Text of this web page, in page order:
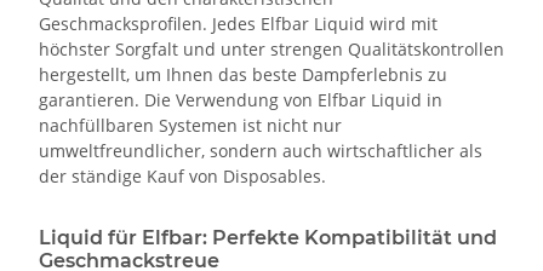
Geschmacksprofilen. Jedes Elfbar Liquid wird mit
höchster Sorgfalt und unter strengen Qualitätskontrollen
hergestellt, um Ihnen das beste Dampferlebnis zu
garantieren. Die Verwendung von Elfbar Liquid in
nachfüllbaren Systemen ist nicht nur
umweltfreundlicher, sondern auch wirtschaftlicher als
der ständige Kauf von Disposables.
Liquid für Elfbar: Perfekte Kompatibilität und
Geschmackstreue